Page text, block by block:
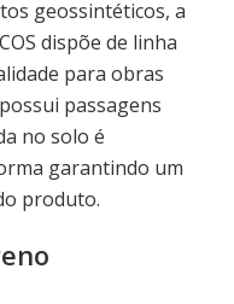
geossintéticos, a
dispõe de linha
para obras
possui passagens
no solo é
garantindo um
produto.